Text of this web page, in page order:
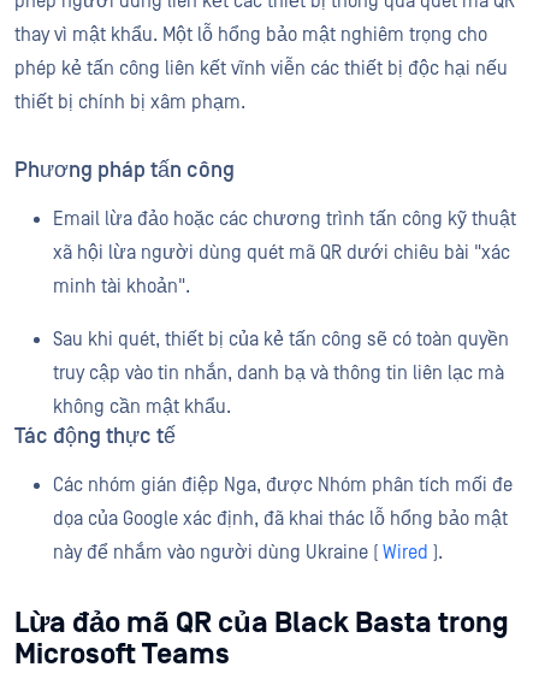
thay vì mật khẩu. Một lỗ hổng bảo mật nghiêm trọng cho
phép kẻ tấn công liên kết vĩnh viễn các thiết bị độc hại nếu
thiết bị chính bị xâm phạm.
Phương pháp tấn công
Email lừa đảo hoặc các chương trình tấn công kỹ thuật
xã hội lừa người dùng quét mã QR dưới chiêu bài "xác
minh tài khoản".
Sau khi quét, thiết bị của kẻ tấn công sẽ có toàn quyền
truy cập vào tin nhắn, danh bạ và thông tin liên lạc mà
không cần mật khẩu.
Tác động thực tế
Các nhóm gián điệp Nga, được Nhóm phân tích mối đe
dọa của Google xác định, đã khai thác lỗ hổng bảo mật
này để nhắm vào người dùng Ukraine ( Wired ).
Lừa đảo mã QR của Black Basta trong
Microsoft Teams